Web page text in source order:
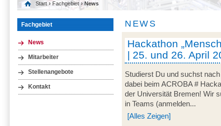
Start › Fachgebiet › News
Fachgebiet
News
Mitarbeiter
Stellenangebote
Kontakt
NEWS
Hackathon
| 25. und 26. April
Studierst Du und suchst
dabei beim ACROBA #
der Universität Bremen! Wir
in Teams (anmelden...
[Alles Zeigen]